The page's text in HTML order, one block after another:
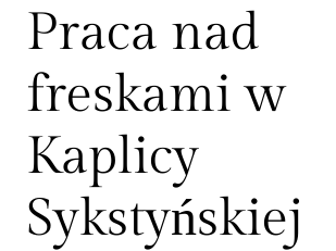
Praca nad
freskami w
Kaplicy
Sykstyńskiej